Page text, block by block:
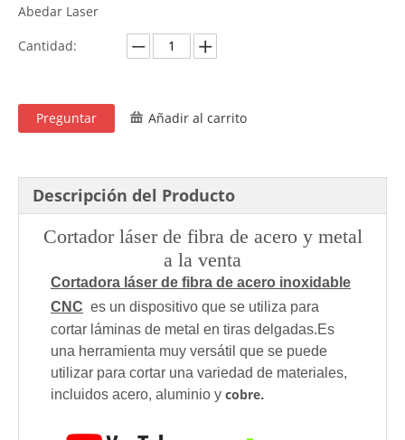
Abedar Laser
Cantidad:
Preguntar Añadir al carrito
Descripción del Producto
Cortador láser de fibra de acero y metal
a la venta
Cortadora láser de fibra de acero inoxidable
CNC es un dispositivo que se utiliza para
cortar láminas de metal en tiras delgadas.Es
una herramienta muy versátil que se puede
utilizar para cortar una variedad de materiales,
incluidos acero, aluminio y cobre.